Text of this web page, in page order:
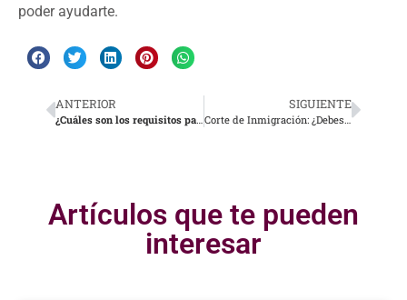
poder ayudarte.
ANTERIOR SIGUIENTE
Artículos que te pueden
interesar